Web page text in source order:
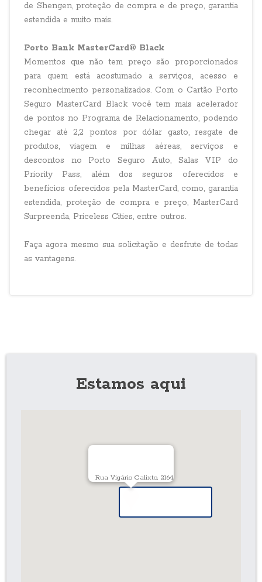
de Shengen, proteção de compra e de preço, garantia
estendida e muito mais.
Porto Bank MasterCard® Black
Momentos que não tem preço são proporcionados
para quem está acostumado a serviços, acesso e
reconhecimento personalizados. Com o Cartão Porto
Seguro MasterCard Black você tem mais acelerador
de pontos no Programa de Relacionamento, podendo
chegar até 2,2 pontos por dólar gasto, resgate de
produtos, viagem e milhas aéreas, serviços e
descontos no Porto Seguro Auto, Salas VIP do
Priority Pass, além dos seguros oferecidos e
benefícios oferecidos pela MasterCard, como, garantia
estendida, proteção de compra e preço, MasterCard
Surpreenda, Priceless Cities, entre outros.
Faça agora mesmo sua solicitação e desfrute de todas
as vantagens.
Estamos aqui
Rua Vigário Calixto, 2164